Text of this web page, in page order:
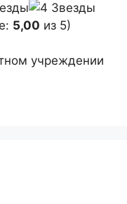
5,00 из 5)
учреждении